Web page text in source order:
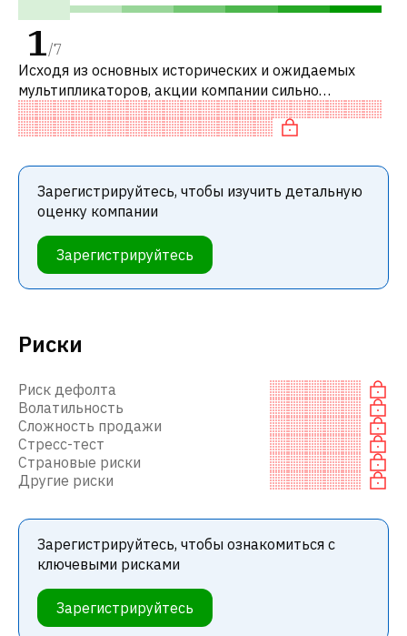
Риски
Риск дефолта
Волатильность
Сложность продажи
Стресс-тест
Страновые риски
Другие риски
Зарегистрируйтесь, чтобы ознакомиться с
ключевыми рисками
Зарегистрируйтесь
1/7
Исходя из основных исторических и ожидаемых
мультипликаторов, акции компании сильно
переоценены по сравнению с аналогичными
компаниями.
Зарегистрируйтесь, чтобы изучить детальную
оценку компании
Зарегистрируйтесь